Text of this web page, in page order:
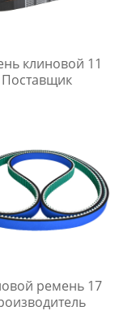
клиновой 11
Поставщик
ремень 17